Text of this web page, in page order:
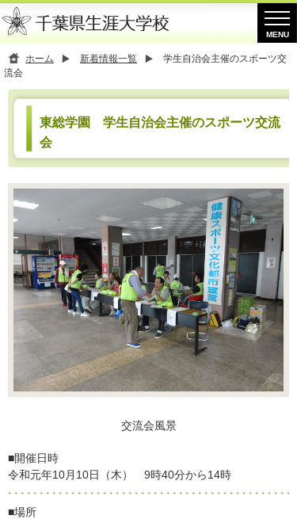
ホーム 新着情報一覧
学生自治会主催のスポーツ交
流会
東総学園 学生自治会主催のスポーツ交流
会
交流会風景
■開催日時
令和元年10月10日（木） 9時40分から14時
■場所